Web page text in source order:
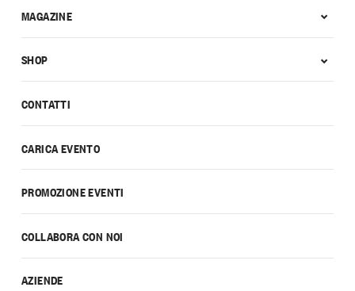
CONTATTI
CARICA EVENTO
PROMOZIONE EVENTI
COLLABORA CON NOI
AZIENDE
MAGAZINE
SHOP